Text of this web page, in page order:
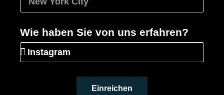
Wie haben Sie von uns erfahren?
Einreichen